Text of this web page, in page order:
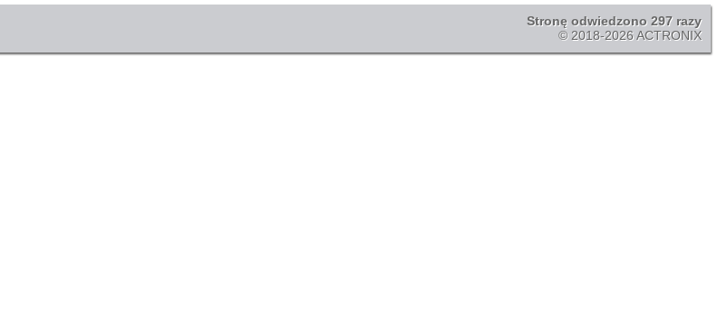
Stronę odwiedzono 297 razy
© 2018-2026 ACTRONIX